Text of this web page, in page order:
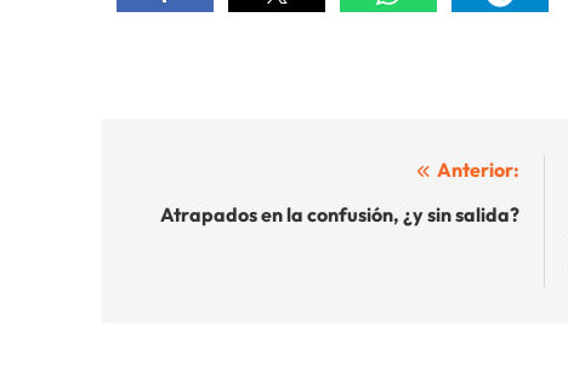
Anterior:
Atrapados en la confusión, ¿y sin salida?